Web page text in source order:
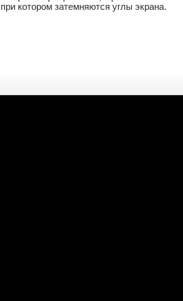
котором затемняются углы экрана.